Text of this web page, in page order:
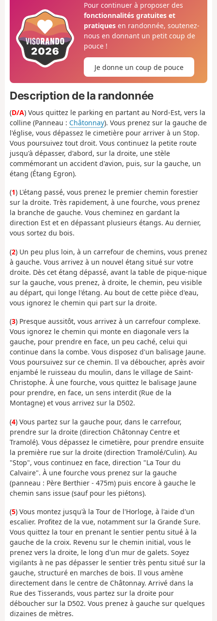
Pour continuer à proposer des
fonctionnalités gratuites et
pratiquesen randonnée, soutenez-
nous en donnant un petit coup de
pouce !
Je donne un coup de pouce
Description de la randonnée
(D/A) Vous quittez le parking en partant au Nord-Est, vers la
colline (Panneau : Châtonnay). Vous prenez sur la gauche de
l'église, vous dépassez le cimetière pour arriver à un Stop.
Vous poursuivez tout droit. Vous continuez la petite route
jusqu'à dépasser, d'abord, sur la droite, une stèle
commémorant un accident d'avion, puis, sur la gauche, un
étang (Étang Egron).
(1) L'étang passé, vous prenez le premier chemin forestier
sur la droite. Très rapidement, à une fourche, vous prenez
la branche de gauche. Vous cheminez en gardant la
direction Est et en dépassant plusieurs étangs. Au dernier,
vous sortez du bois.
(2) Un peu plus loin, à un carrefour de chemins, vous prenez
à gauche. Vous arrivez à un nouvel étang situé sur votre
droite. Dès cet étang dépassé, avant la table de pique-nique
sur la gauche, vous prenez, à droite, le chemin, peu visible
au départ, qui longe l'étang. Au bout de cette pièce d'eau,
vous ignorez le chemin qui part sur la droite.
(3) Presque aussitôt, vous arrivez à un carrefour complexe.
Vous ignorez le chemin qui monte en diagonale vers la
gauche, pour prendre en face, un peu caché, celui qui
continue dans la combe. Vous disposez d'un balisage Jaune.
Vous poursuivez sur ce chemin. Il va déboucher, après avoir
enjambé le ruisseau du moulin, dans le village de Saint-
Christophe. À une fourche, vous quittez le balisage Jaune
pour prendre, en face, un sens interdit (Rue de la
Montagne) et vous arrivez sur la D502.
(4) Vous partez sur la gauche pour, dans le carrefour,
prendre sur la droite (direction Châtonnay Centre et
Tramolé). Vous dépassez le cimetière, pour prendre ensuite
la première rue sur la droite (direction Tramolé/Culin). Au
"Stop", vous continuez en face, direction "La Tour du
Calvaire". À une fourche vous prenez sur la gauche
(panneau : Père Berthier - 475m) puis encore à gauche le
chemin sans issue (sauf pour les piétons).
(5) Vous montez jusqu'à la Tour de l'Horloge, à l'aide d'un
escalier. Profitez de la vue, notamment sur la Grande Sure.
Vous quittez la tour en prenant le sentier pentu situé à la
gauche de la croix. Revenu sur le chemin initial, vous le
prenez vers la droite, le long d'un mur de galets. Soyez
vigilants à ne pas dépasser le sentier très pentu situé sur la
gauche, structuré en marches de bois. Il vous amène
directement dans le centre de Châtonnay. Arrivé dans la
Rue des Tisserands, vous partez sur la droite pour
déboucher sur la D502. Vous prenez à gauche sur quelques
dizaines de mètres.